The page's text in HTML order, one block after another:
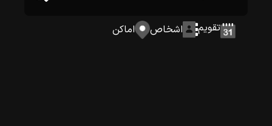
تقویم اشخاص اماکن